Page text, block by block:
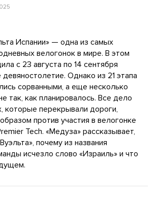
Испании» — одна из самых
велогонок в мире. В этом
с 23 августа по 14 сентября
Однако из 21 этапа
сорванными, а еще несколько
так, как планировалось. Все дело
которые перекрывали дороги,
против участия в велогонке
Tech. «Медуза» рассказывает,
почему из названия
исчезло слово «Израиль» и что